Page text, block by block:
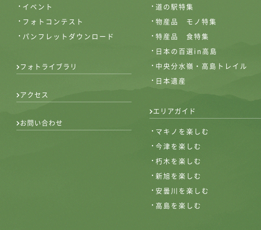
イベント
フォトコンテスト
パンフレットダウンロード
フォトライブラリ
アクセス
お問い合わせ
道の駅特集
物産品 モノ特集
特産品 食特集
日本の百選in高島
中央分水嶺・高島トレイル
日本遺産
エリアガイド
マキノを楽しむ
今津を楽しむ
朽木を楽しむ
新旭を楽しむ
安曇川を楽しむ
高島を楽しむ